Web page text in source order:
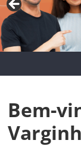
Bem-